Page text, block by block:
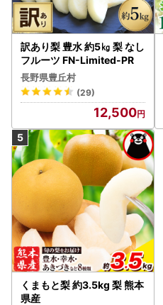
訳あり梨 豊水 約5㎏ 梨 なし
フルーツ FN-Limited-PR
長野県豊丘村
(29)
12,500
くまもと梨 約3.5kg 梨 熊本
県産